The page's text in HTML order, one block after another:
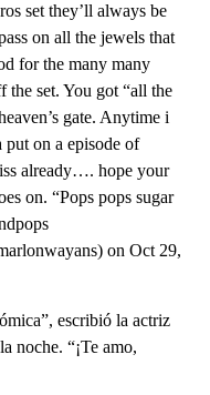
set they’ll always be
on all the jewels that
for the many many
the set. You got “all the
gate. Anytime i
put on a episode of
already…. hope your
on. “Pops pops sugar
on Oct 29,
escribió la actriz
noche. “¡Te amo,